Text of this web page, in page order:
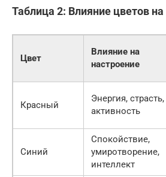
Таблица 2: Влияние цветов
Цвет
Влияние на
настроение
Красный
Энергия, страсть,
активность
Синий
Спокойствие,
умиротворение,
интеллект